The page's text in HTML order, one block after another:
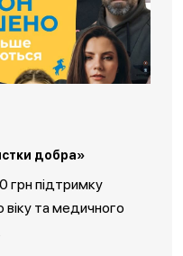
добра»
грн підтримку
та медичного